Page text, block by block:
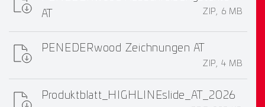
AT
ZIP, 6 MB
PENEDERwood Zeichnungen AT
ZIP, 4 MB
Produktblatt_HIGHLINEslide_AT_2026